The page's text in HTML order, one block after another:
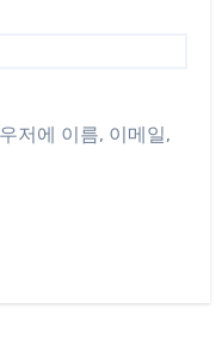
저에 이름, 이메일,